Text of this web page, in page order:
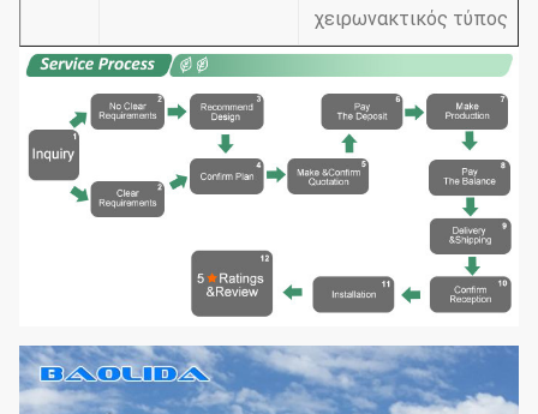
χειρωνακτικός τύπος